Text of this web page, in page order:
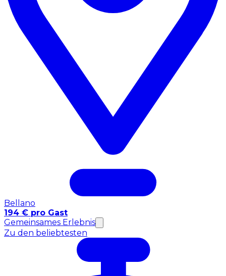
Bellano
194 € pro Gast
Gemeinsames Erlebnis
Zu den beliebtesten